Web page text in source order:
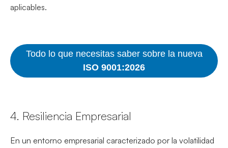
aplicables.
Todo lo que necesitas saber sobre la nueva
ISO 9001:2026
4. Resiliencia Empresarial
En un entorno empresarial caracterizado por la volatilidad